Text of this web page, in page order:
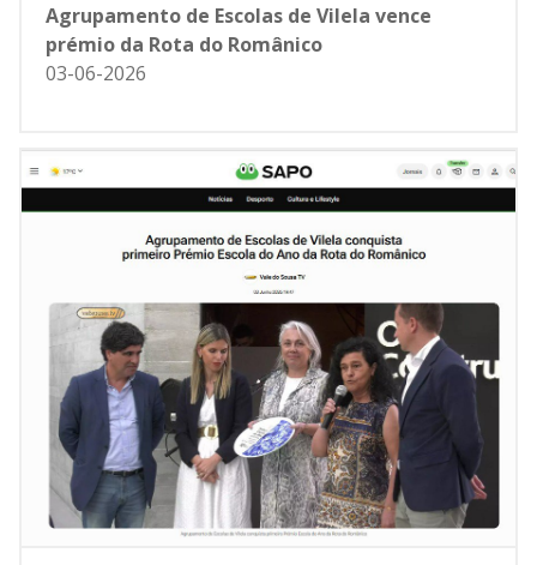
Agrupamento de Escolas de Vilela vence
prémio da Rota do Românico
03-06-2026